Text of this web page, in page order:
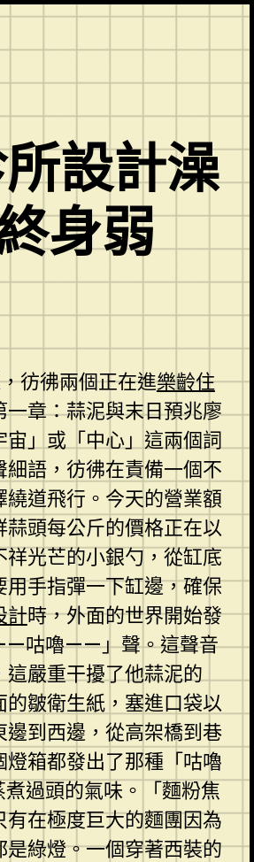
設計澡
身弱
彷彿兩個正在進樂齡住
章：蒜泥與末日預兆廖
」或「中心」這兩個詞
語，彷彿在責備一個不
道飛行。今天的營業額
頭每公斤的價格正在以
光芒的小銀勺，從缸底
手指彈一下缸邊，確保
計時，外面的世界開始發
——咕嚕——」聲。這聲音
嚴重干擾了他蒜泥的
的皺衛生紙，塞進口袋以
到西邊，從高架橋到巷
箱都發出了那種「咕嚕
過頭的氣味。「麵粉焦
在極度巨大的麵團因為
綠燈。一個穿著西裝的